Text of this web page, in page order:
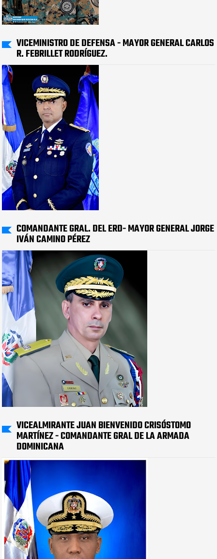
VICEMINISTRO DE DEFENSA - MAYOR GENERAL CARLOS
R. FEBRILLET RODRÍGUEZ.
COMANDANTE GRAL. DEL ERD- MAYOR GENERAL JORGE
IVÁN CAMINO PÉREZ
VICEALMIRANTE JUAN BIENVENIDO CRISÓSTOMO
MARTÍNEZ - COMANDANTE GRAL DE LA ARMADA
DOMINICANA